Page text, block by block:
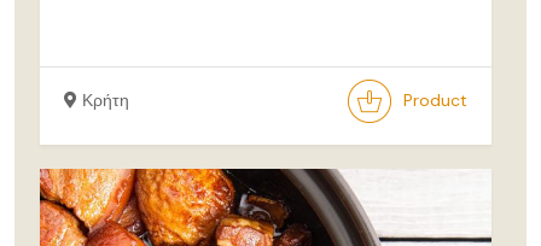
Κρήτη Product